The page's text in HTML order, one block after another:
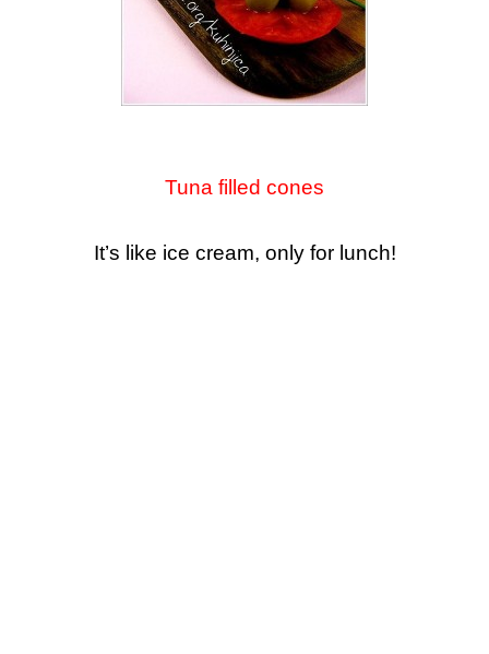
Tuna filled cones
It’s like ice cream, only for lunch!